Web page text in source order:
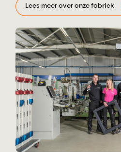
Lees meer over onze fabriek